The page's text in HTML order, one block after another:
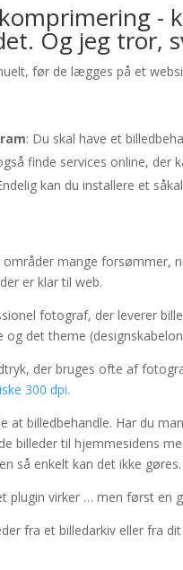
-
Og jeg tror,
før de lægges på et
: Du skal have et
finde services online, der
kan du installere et
områder mange forsømmer,
er klar til web.
fotograf, der leverer
det theme
der bruges ofte af
300 dpi.
at billedbehandle. Har du
billeder til hjemmesidens
så enkelt kan det ikke gøres.
plugin virker … men først
fra et billedarkiv eller fra